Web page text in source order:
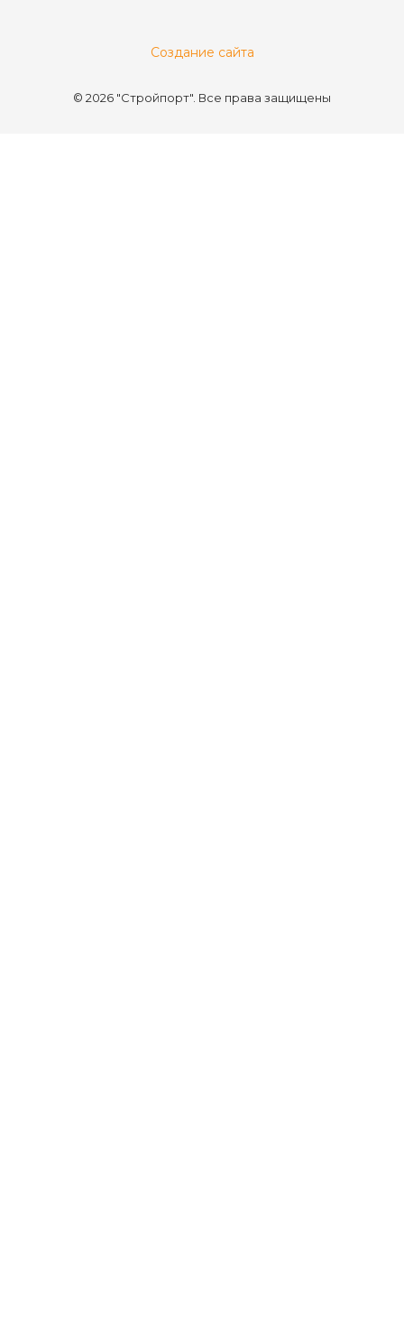
© 2026 "Стройпорт". Все права защищены
Создание сайта